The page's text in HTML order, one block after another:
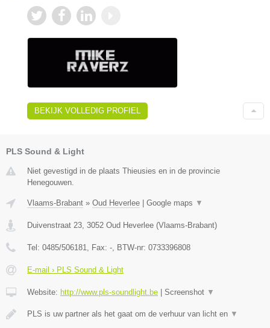
BEKIJK VOLLEDIG PROFIEL
PLS Sound & Light
Niet gevestigd in de plaats Thieusies en in de provincie
Henegouwen.
Vlaams-Brabant » Oud Heverlee Google maps ▼
Duivenstraat 23, 3052 Oud Heverlee (Vlaams-Brabant)
Tel: 0485/506181, Fax: -, BTW-nr: 0733396808
E-mail › PLS Sound & Light
Website: http://www.pls-soundlight.be Screenshot ▼
PLS is uw partner als het gaat om de verhuur van licht en ▼